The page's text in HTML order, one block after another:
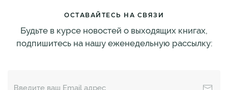
ОСТАВАЙТЕСЬ НА СВЯЗИ
Будьте в курсе новостей о выходящих книгах,
подпишитесь на нашу еженедельную рассылку: